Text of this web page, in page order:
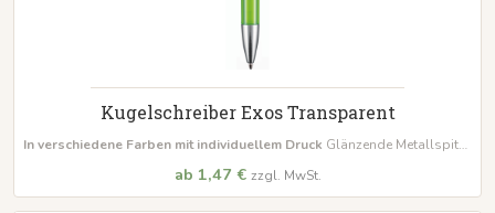
Kugelschreiber Exos Transparent
In verschiedene Farben mit individuellem Druck Glänzende Metallspitze
Stück
ab 1,47 € zzgl. MwSt.